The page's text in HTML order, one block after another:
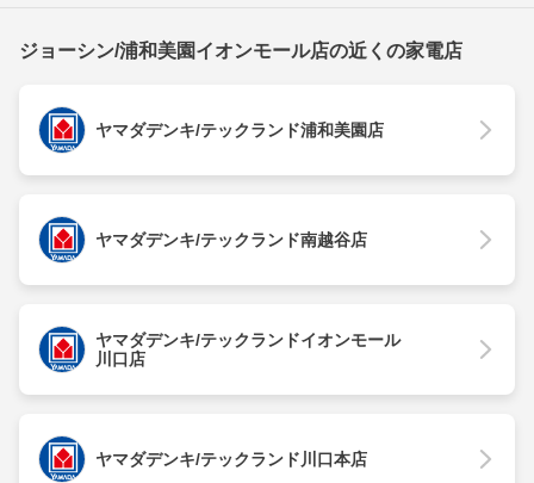
ジョーシン/浦和美園イオンモール店の近くの家電店
ヤマダデンキ/テックランド浦和美園店
ヤマダデンキ/テックランド南越谷店
ヤマダデンキ/テックランドイオンモール
川口店
ヤマダデンキ/テックランド川口本店